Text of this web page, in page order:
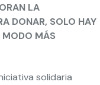
LA
DONAR, SOLO HAY
MODO MÁS
solidaria